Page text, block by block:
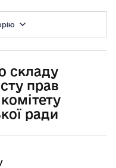
складу
прав
ради